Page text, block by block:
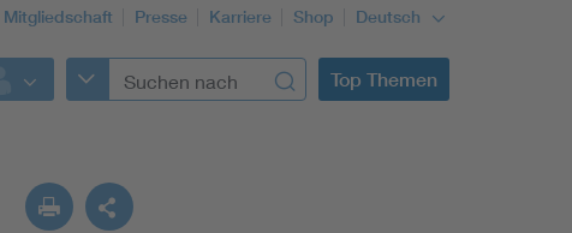
Mitgliedschaft Presse Karriere Shop Deutsch
Top Themen